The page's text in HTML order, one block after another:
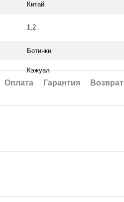
Китай
1,2
Ботинки
Кэжуал
Оплата Гарантия Возврат